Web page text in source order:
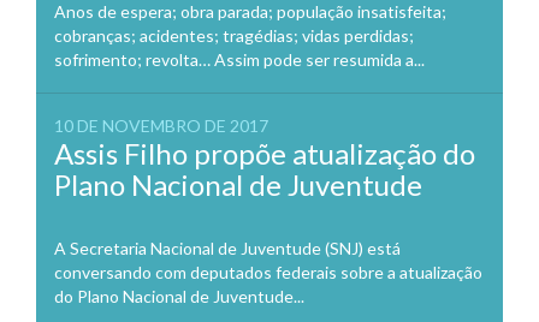
Anos de espera; obra parada; população insatisfeita;
cobranças; acidentes; tragédias; vidas perdidas;
sofrimento; revolta… Assim pode ser resumida a...
10 DE NOVEMBRO DE 2017
Assis Filho propõe atualização do
Plano Nacional de Juventude
A Secretaria Nacional de Juventude (SNJ) está
conversando com deputados federais sobre a atualização
do Plano Nacional de Juventude...